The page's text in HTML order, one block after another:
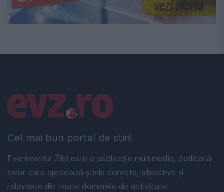
Cel mai bun portal de stiri!
Evenimentul Zilei este o publicație multimedia, dedicată
celor care apreciază știrile corecte, obiective și
relevante din toate domeniile de activitate
Linkuri utile